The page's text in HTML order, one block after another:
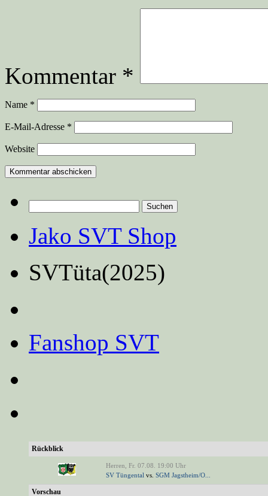
Kommentar *
Name *
E-Mail-Adresse *
Website
nach:
Jako SVT Shop
SVTüta(2025)
Fanshop SVT